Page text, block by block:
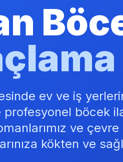
ev ve iş
profesyonel böcek
ve
kökten ve